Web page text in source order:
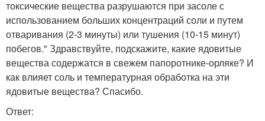
токсические вещества разрушаются при засоле с
использованием больших концентраций соли и путем
отваривания (2-3 минуты) или тушения (10-15 минут)
побегов." Здравствуйте, подскажите, какие ядовитые
вещества содержатся в свежем папоротнике-орляке? И
как влияет соль и температурная обработка на эти
ядовитые вещества? Спасибо.
Ответ: